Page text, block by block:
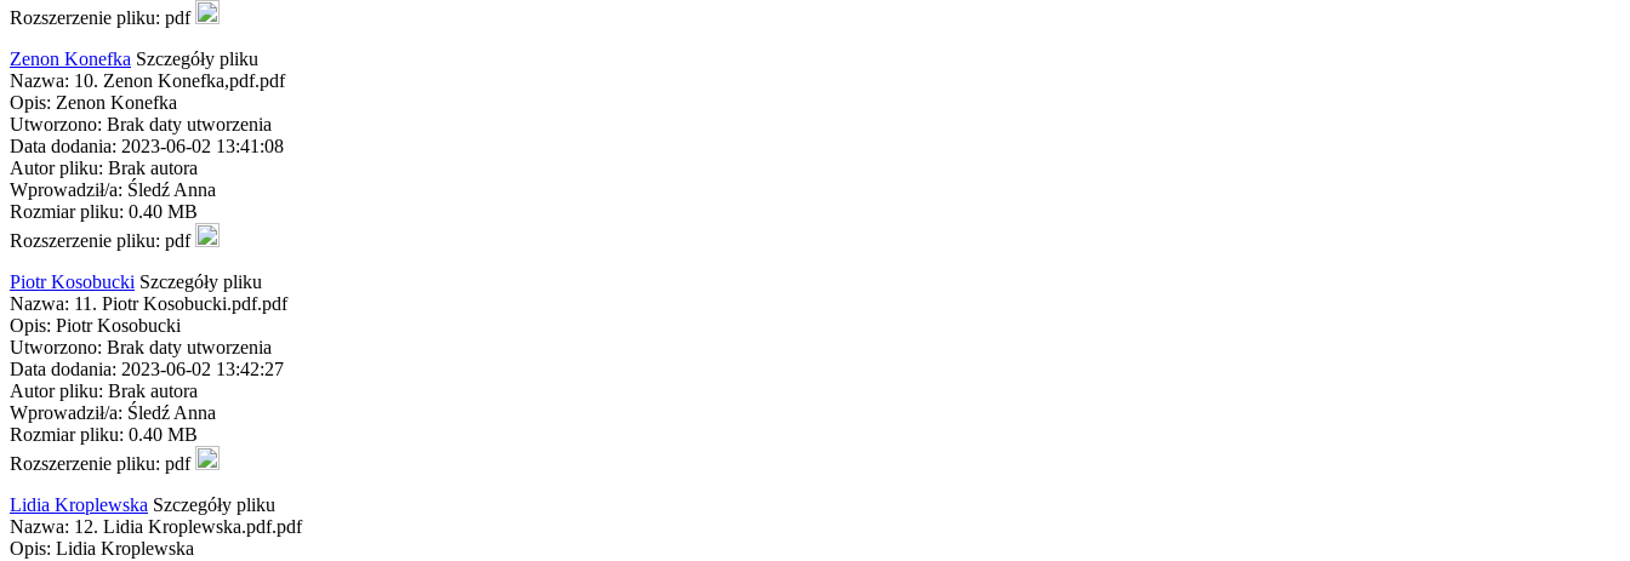
Rozszerzenie pliku: pdf
Zenon Konefka Szczegóły pliku
Nazwa: 10. Zenon Konefka,pdf.pdf
Opis: Zenon Konefka
Utworzono: Brak daty utworzenia
Data dodania: 2023-06-02 13:41:08
Autor pliku: Brak autora
Wprowadził/a: Śledź Anna
Rozmiar pliku: 0.40 MB
Rozszerzenie pliku: pdf
Piotr Kosobucki Szczegóły pliku
Nazwa: 11. Piotr Kosobucki.pdf.pdf
Opis: Piotr Kosobucki
Utworzono: Brak daty utworzenia
Data dodania: 2023-06-02 13:42:27
Autor pliku: Brak autora
Wprowadził/a: Śledź Anna
Rozmiar pliku: 0.40 MB
Rozszerzenie pliku: pdf
Lidia Kroplewska Szczegóły pliku
Nazwa: 12. Lidia Kroplewska.pdf.pdf
Opis: Lidia Kroplewska